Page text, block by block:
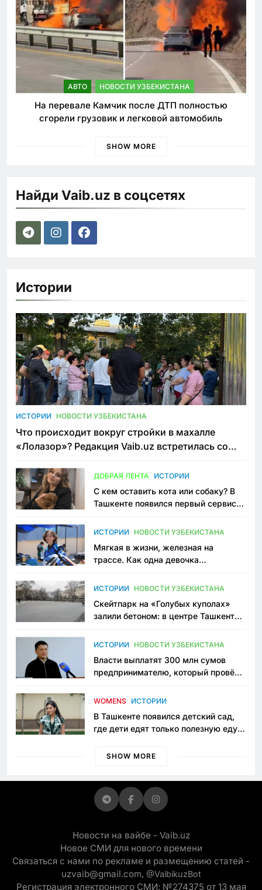
АВТО НОВОСТИ УЗБЕКИСТАНА
На перевале Камчик после ДТП полностью
сгорели грузовик и легковой автомобиль
SHOW MORE
Найди Vaib.uz в соцсетях
Истории
ИСТОРИИ НОВОСТИ УЗБЕКИСТАНА
Что происходит вокруг стройки в махалле
«Лолазор»? Редакция Vaib.uz встретилась со
ДОБРАЯ ЛЕНТА ИСТОРИИ
С кем оставить кота или собаку? В
Ташкенте появился первый сервис
ИСТОРИИ НОВОСТИ УЗБЕКИСТАНА
Мягкая в жизни, железная на
трассе. Как одна девочка
Узбекистане
ИСТОРИИ НОВОСТИ УЗБЕКИСТАНА
Скейтпарк на «Голубых куполах»
залили бетоном: в центре Ташкента
пространство
ИСТОРИИ НОВОСТИ УЗБЕКИСТАНА
Власти выплатят 300 млн сумов
предпринимателю, который провёл
приговору
WOMENS ИСТОРИИ
В Ташкенте появился детский сад,
где дети едят только полезную еду.
просить «кашу без сахара»
SHOW MORE
Новости на вайбе - Vaib.uz
Новое СМИ для нового времени
Связаться с нами по рекламе и размещению статей -
uzvaib@gmail.com, @VaibikuzBot
Регистрация электронного СМИ: №274375 от 13 мая